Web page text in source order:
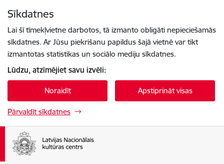
Sīkdatnes
Lai šī tīmekļvietne darbotos, tā izmanto obligāti nepieciešamās
sīkdatnes. Ar Jūsu piekrišanu papildus šajā vietnē var tikt
izmantotas statistikas un sociālo mediju sīkdatnes.
Lūdzu, atzīmējiet savu izvēli:
Noraidīt Apstiprināt visas
Pārvaldīt sīkdatnes